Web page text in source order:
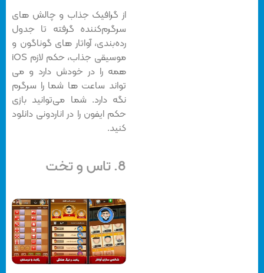
از گرافیک جذاب و چالش های
سرگرم‌کننده گرفته تا جدول
رده‌بندی، آواتار های گوناگون و
موسیقی جذاب، حکم لازم iOS
همه را در خودش دارد و می
تواند ساعت ها شما را سرگرم
نگه دارد. شما می‌توانید بازی
حکم ایفون را در اناردونی دانلود
کنید.